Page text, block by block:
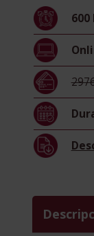
de
por
de
600